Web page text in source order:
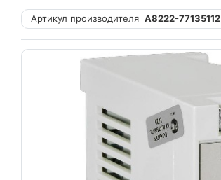
Артикул производителя A8222-77135112